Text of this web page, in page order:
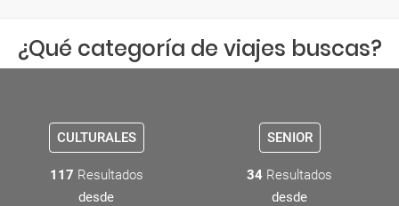
¿Qué categoría de viajes buscas?
CULTURALES
117 Resultados
desde
SENIOR
34 Resultados
desde